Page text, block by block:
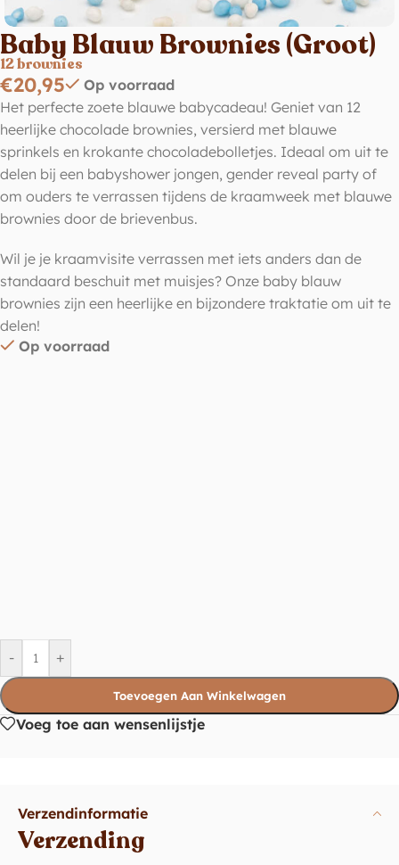
Baby Blauw Brownies (Groot)
12 brownies
€20,95
Op voorraad
Het perfecte zoete blauwe babycadeau! Geniet van 12
heerlijke chocolade brownies, versierd met blauwe
sprinkels en krokante chocoladebolletjes. Ideaal om uit te
delen bij een babyshower jongen, gender reveal party of
om ouders te verrassen tijdens de kraamweek met blauwe
brownies door de brievenbus.
Wil je je kraamvisite verrassen met iets anders dan de
standaard beschuit met muisjes? Onze baby blauw
brownies zijn een heerlijke en bijzondere traktatie om uit te
delen!
Op voorraad
- +
Toevoegen Aan Winkelwagen
Voeg toe aan wensenlijstje
Verzendinformatie
Verzending